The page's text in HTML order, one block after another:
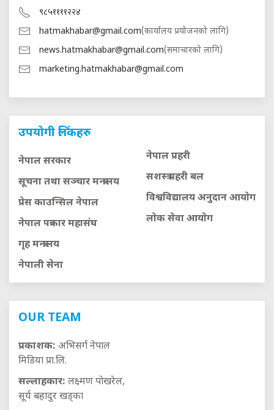
९८५११११२२४
hatmakhabar@gmail.com(कार्यालय प्रयोजनको लागि)
news.hatmakhabar@gmail.com(समाचारको लागि)
marketing.hatmakhabar@gmail.com
उपयोगी लिंकहरु
नेपाल सरकार
सूचना तथा सञ्चार मन्त्रालय
प्रेस काउन्सिल नेपाल
नेपाल पत्रकार महासंघ
गृह मन्त्रालय
नेपाली सेना
नेपाल प्रहरी
सशस्त्र प्रहरी बल
विश्वविद्यालय अनुदान आयाेग
लाेक सेवा आयाेग
OUR TEAM
प्रकाशक: अभिसर्ग नेपाल
मिडिया प्रा.लि.
सल्लाहकार: लक्ष्मण पोखरेल,
सूर्य बहादुर खड्का